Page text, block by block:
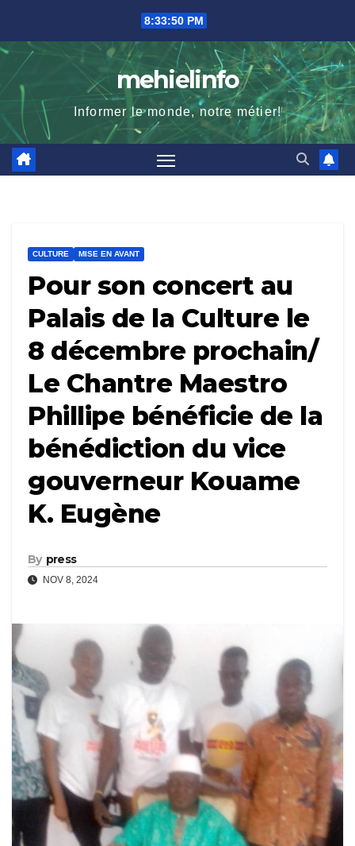
content
8:33:52 PM
mehielinfo
Informer le monde, notre métier!
CULTURE MISE EN AVANT
Pour son concert au
Palais de la Culture le
8 décembre prochain/
Le Chantre Maestro
Phillipe bénéficie de la
bénédiction du vice
gouverneur Kouame
K. Eugène
By press
NOV 8, 2024